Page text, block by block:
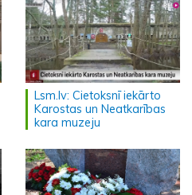
Lsm.lv: Cietoksnī iekārto
Karostas un Neatkarības
kara muzeju